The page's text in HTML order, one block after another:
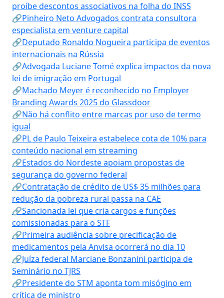
proíbe descontos associativos na folha do INSS
🔗Pinheiro Neto Advogados contrata consultora
especialista em venture capital
🔗Deputado Ronaldo Nogueira participa de eventos
internacionais na Rússia
🔗Advogada Luciane Tomé explica impactos da nova
lei de imigração em Portugal
🔗Machado Meyer é reconhecido no Employer
Branding Awards 2025 do Glassdoor
🔗Não há conflito entre marcas por uso de termo
igual
🔗PL de Paulo Teixeira estabelece cota de 10% para
conteúdo nacional em streaming
🔗Estados do Nordeste apoiam propostas de
segurança do governo federal
🔗Contratação de crédito de US$ 35 milhões para
redução da pobreza rural passa na CAE
🔗Sancionada lei que cria cargos e funções
comissionadas para o STF
🔗Primeira audiência sobre precificação de
medicamentos pela Anvisa ocorrerá no dia 10
🔗Juíza federal Marciane Bonzanini participa de
Seminário no TJRS
🔗Presidente do STM aponta tom misógino em
crítica de ministro